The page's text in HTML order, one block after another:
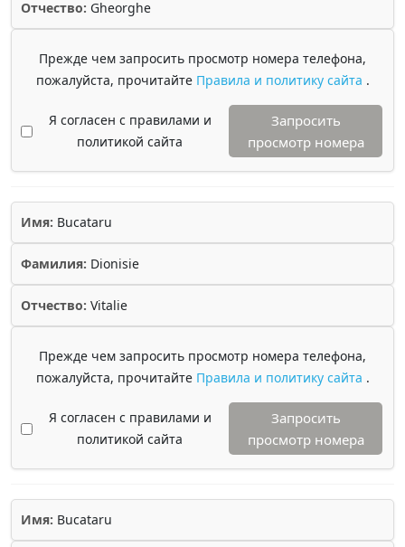
Отчество: Gheorghe
Прежде чем запросить просмотр номера телефона,
пожалуйста, прочитайте Правила и политику сайта .
Я согласен с правилами и
политикой сайта
Запросить
просмотр номера
Имя: Bucataru
Фамилия: Dionisie
Отчество: Vitalie
Прежде чем запросить просмотр номера телефона,
пожалуйста, прочитайте Правила и политику сайта .
Я согласен с правилами и
политикой сайта
Запросить
просмотр номера
Имя: Bucataru